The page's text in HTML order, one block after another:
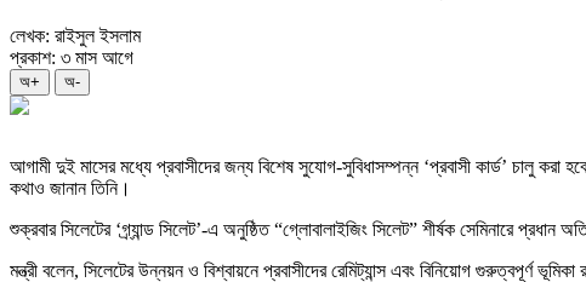
লেখক: রাইসুল ইসলাম
প্রকাশ: ৩ মাস আগে
অ+ অ-
আগামী দুই মাসের মধ্যে প্রবাসীদের জন্য বিশেষ সুযোগ-সুবিধাসম্পন্ন ‘প্রবাসী কার্ড’ চালু করা
কথাও জানান তিনি।
শুক্রবার সিলেটের ‘গ্র্যান্ড সিলেট’-এ অনুষ্ঠিত “গ্লোবালাইজিং সিলেট” শীর্ষক সেমিনারে প্রধান
মন্ত্রী বলেন, সিলেটের উন্নয়ন ও বিশ্বায়নে প্রবাসীদের রেমিট্যান্স এবং বিনিয়োগ গুরুত্বপূর্ণ